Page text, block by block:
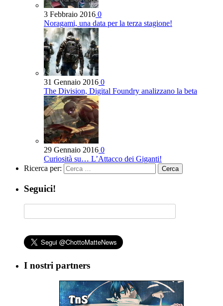
3 Febbraio 2016 0
Noragami, una data per la terza stagione!
31 Gennaio 2016 0
The Division, Digital Foundry analizzano la beta
29 Gennaio 2016 0
Curiosità su… L’Attacco dei Giganti!
Ricerca per:
Seguici!
I nostri partners